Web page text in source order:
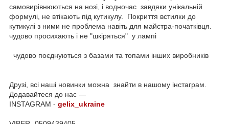
самовирівнюються на нозі, і водночас завдяки унікальній
формулі, не втікають під кутикулу. Покриття встилки до
кутикулі з ними не проблема навіть для майстра-початківця.
чудово просихають і не "шкіряться" у лампі
чудово поєднуються з базами та топами інших виробників
Друзі, всі наші новинки можна знайти в нашому інстаграм.
Додавайтеся до нас —
INSTAGRAM - gelix_ukraine